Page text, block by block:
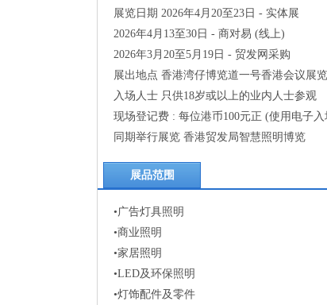
展览日期 2026年4月20至23日 - 实体展
2026年4月13至30日 - 商对易 (线上)
2026年3月20至5月19日 - 贸发网采购
展出地点 香港湾仔博览道一号香港会议展
入场人士 只供18岁或以上的业内人士参观
现场登记费 : 每位港币100元正 (使用电子
同期举行展览 香港贸发局智慧照明博览
展品范围
•广告灯具照明
•商业照明
•家居照明
•LED及环保照明
•灯饰配件及零件